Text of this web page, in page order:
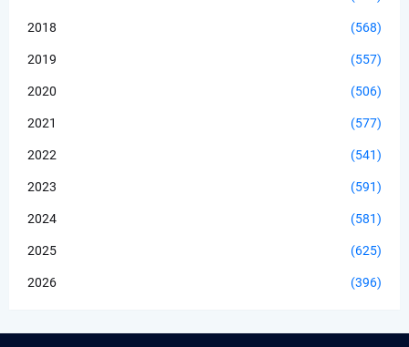
2018 (568)
2019 (557)
2020 (506)
2021 (577)
2022 (541)
2023 (591)
2024 (581)
2025 (625)
2026 (396)